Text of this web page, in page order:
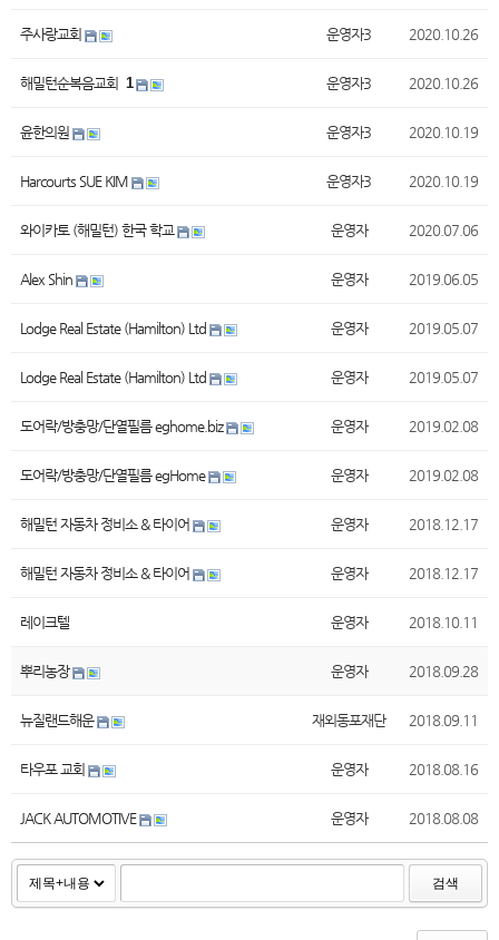
주사랑교회 운영자3 2020.10.26
해밀턴순복음교회 1 운영자3 2020.10.26
윤한의원 운영자3 2020.10.19
Harcourts SUE KIM 운영자3 2020.10.19
와이카토 (해밀턴) 한국 학교 운영자 2020.07.06
Alex Shin 운영자 2019.06.05
Lodge Real Estate (Hamilton) Ltd 운영자 2019.05.07
Lodge Real Estate (Hamilton) Ltd 운영자 2019.05.07
도어락/방충망/단열필름 eghome.biz 운영자 2019.02.08
도어락/방충망/단열필름 egHome 운영자 2019.02.08
해밀턴 자동차 정비소 & 타이어 운영자 2018.12.17
해밀턴 자동차 정비소 & 타이어 운영자 2018.12.17
레이크텔 운영자 2018.10.11
뿌리농장 운영자 2018.09.28
뉴질랜드해운 재외동포재단 2018.09.11
타우포 교회 운영자 2018.08.16
JACK AUTOMOTIVE 운영자 2018.08.08
검색